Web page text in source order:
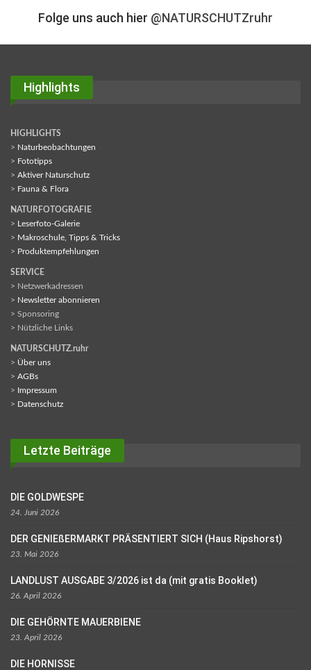
Folge uns auch hier @NATURSCHUTZruhr
Highlights
HIGHLIGHTS
> Naturbeobachtungen
> Fototipps
> Aktiver Naturschutz
> Fauna & Flora
NATURFOTOGRAFIE
> Leserfoto-Galerie
> Makroschule, Tipps & Tricks
> Produktempfehlungen
SERVICE
> Netzwerkadressen
> Newsletter abonnieren
> Sponsoring
> Nützliche Links
NATURSCHUTZ.ruhr
> Über uns
> AGBs
> Impressum
> Datenschutz
Letzte Beiträge
DIE GOLDWESPE
24. Juni 2026
DER GENIEßERMARKT PRÄSENTIERT SICH (Haus Ripshorst)
23. Mai 2026
LANDLUST AUSGABE 3/2026 ist da (mit gratis Booklet)
26. April 2026
DIE GEHÖRNTE MAUERBIENE
23. April 2026
DIE HORNISSE